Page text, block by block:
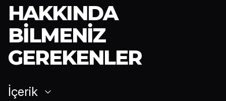
HAKKINDA
BILMENIZ
GEREKENLER
İçerik